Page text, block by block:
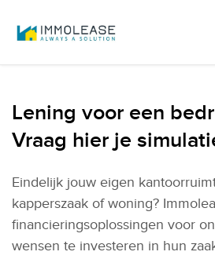
Lening voor een
Vraag hier je
Eindelijk jouw eigen
kapperszaak of woning?
financieringsoplossingen voor
wensen te investeren in hun